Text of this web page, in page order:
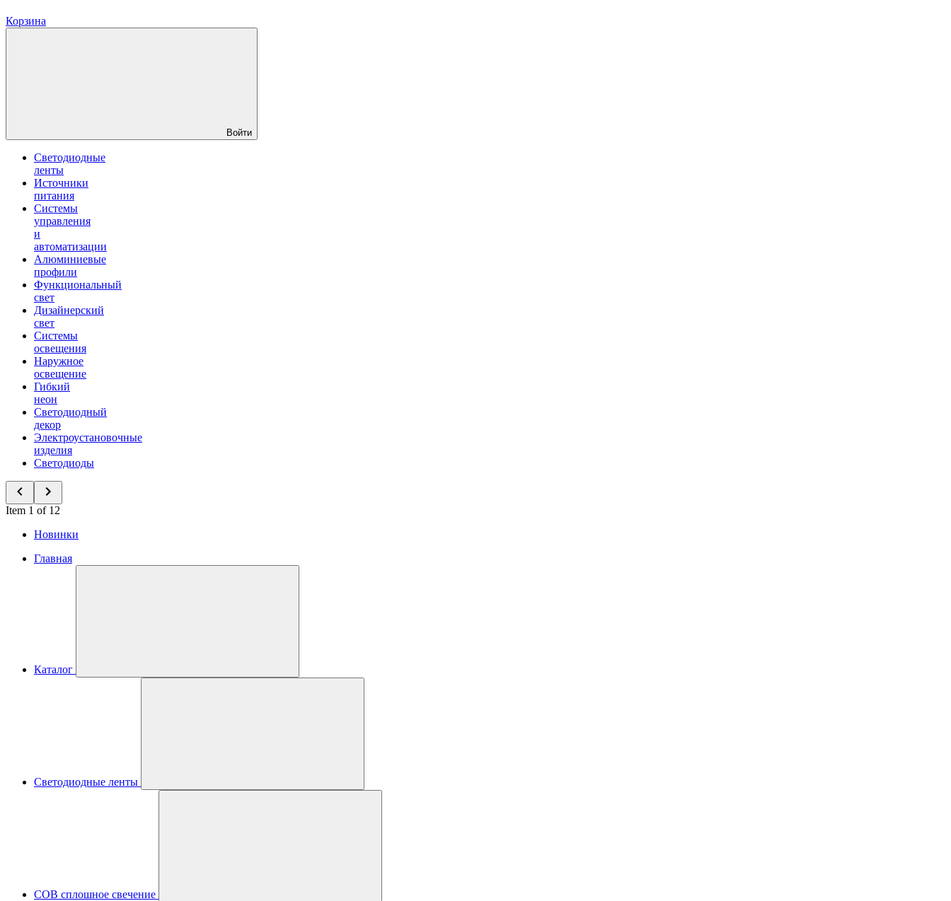
Корзина
Войти
Светодиодные
ленты
Источники
питания
Системы
управления
и
автоматизации
Алюминиевые
профили
Функциональный
свет
Дизайнерский
свет
Системы
освещения
Наружное
освещение
Гибкий
неон
Светодиодный
декор
Электроустановочные
изделия
Светодиоды
Item 1 of 12
Новинки
Главная
Каталог
Светодиодные ленты
COB сплошное свечение